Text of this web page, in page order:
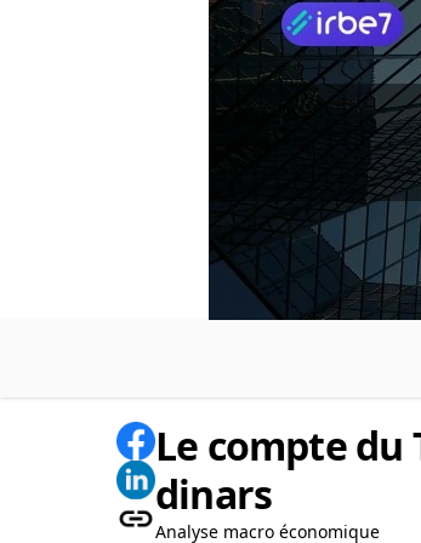
Le compte du
dinars
Analyse macro économique